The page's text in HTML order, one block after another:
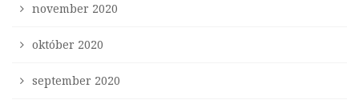
november 2020
október 2020
september 2020